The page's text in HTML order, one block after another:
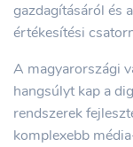
gazdagításáról és
értékesítési
A magyarországi
hangsúlyt kap a
rendszerek
komplexebb